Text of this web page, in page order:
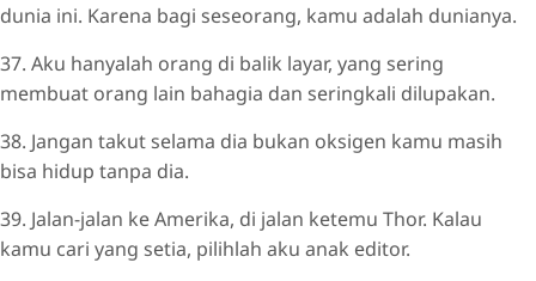
dunia ini. Karena bagi seseorang, kamu adalah dunianya.
37. Aku hanyalah orang di balik layar, yang sering
membuat orang lain bahagia dan seringkali dilupakan.
38. Jangan takut selama dia bukan oksigen kamu masih
bisa hidup tanpa dia.
39. Jalan-jalan ke Amerika, di jalan ketemu Thor. Kalau
kamu cari yang setia, pilihlah aku anak editor.